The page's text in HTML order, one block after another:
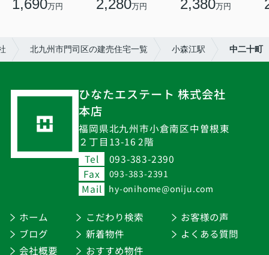
1,690万円 2,280万円 2,380万円
北九州市門司区の建売住宅一覧 小森江駅 中二十町
ひなたエステート 株式会社
本店
福岡県北九州市小倉南区中曽根東
２丁目13-16 2階
Tel
093-383-2390
Fax
093-383-2391
Mail hy-onihome@oniju.com
ホーム
ブログ
会社概要
こだわり検索
新着物件
おすすめ物件
お客様の声
よくある質問